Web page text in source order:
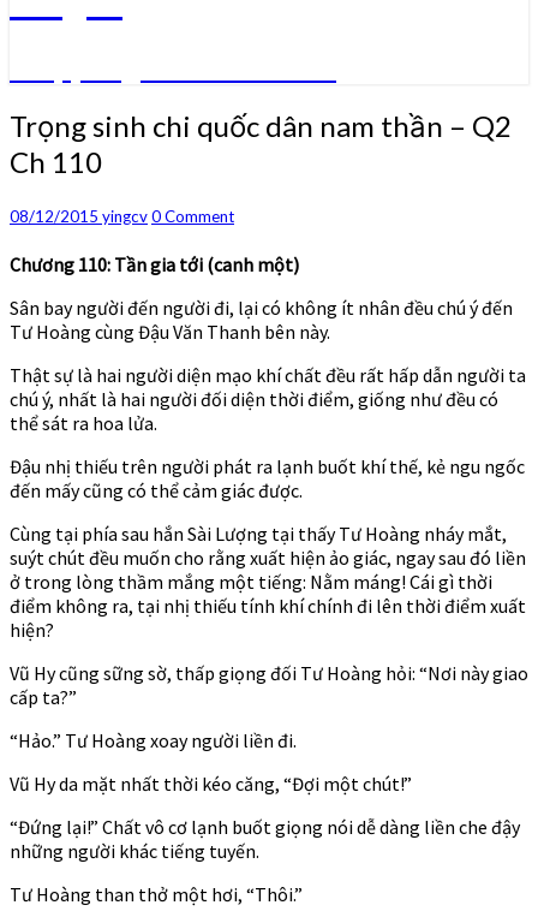
Trọng
sinh
chi
dân
thần
Q2
Ch
Trọng sinh chi quốc dân nam thần – Q2
Ch 110
08/12/2015 yingcvComments
0 Comment
Chương 110: Tần gia tới (canh một)
Sân bay người đến người đi, lại có không ít nhân đều chú ý đến
Tư Hoàng cùng Đậu Văn Thanh bên này.
Thật sự là hai người diện mạo khí chất đều rất hấp dẫn người ta
chú ý, nhất là hai người đối diện thời điểm, giống như đều có
thể sát ra hoa lửa.
Đậu nhị thiếu trên người phát ra lạnh buốt khí thế, kẻ ngu ngốc
đến mấy cũng có thể cảm giác được.
Cùng tại phía sau hắn Sài Lượng tại thấy Tư Hoàng nháy mắt,
suýt chút đều muốn cho rằng xuất hiện ảo giác, ngay sau đó liền
ở trong lòng thầm mắng một tiếng: Nằm máng! Cái gì thời
điểm không ra, tại nhị thiếu tính khí chính đi lên thời điểm xuất
hiện?
Vũ Hy cũng sững sờ, thấp giọng đối Tư Hoàng hỏi: “Nơi này giao
cấp ta?”
“Hảo.” Tư Hoàng xoay người liền đi.
Vũ Hy da mặt nhất thời kéo căng, “Đợi một chút!”
“Đứng lại!” Chất vô cơ lạnh buốt giọng nói dễ dàng liền che đậy
những người khác tiếng tuyến.
Tư Hoàng than thở một hơi, “Thôi.”